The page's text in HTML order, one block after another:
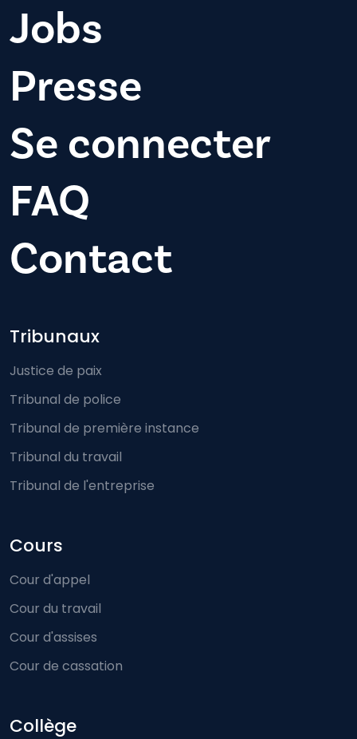
Jobs
Presse
Se connecter
FAQ
Contact
Footer-menu
Tribunaux
Justice de paix
Tribunal de police
Tribunal de première instance
Tribunal du travail
Tribunal de l'entreprise
Cours
Cour d'appel
Cour du travail
Cour d'assises
Cour de cassation
Collège